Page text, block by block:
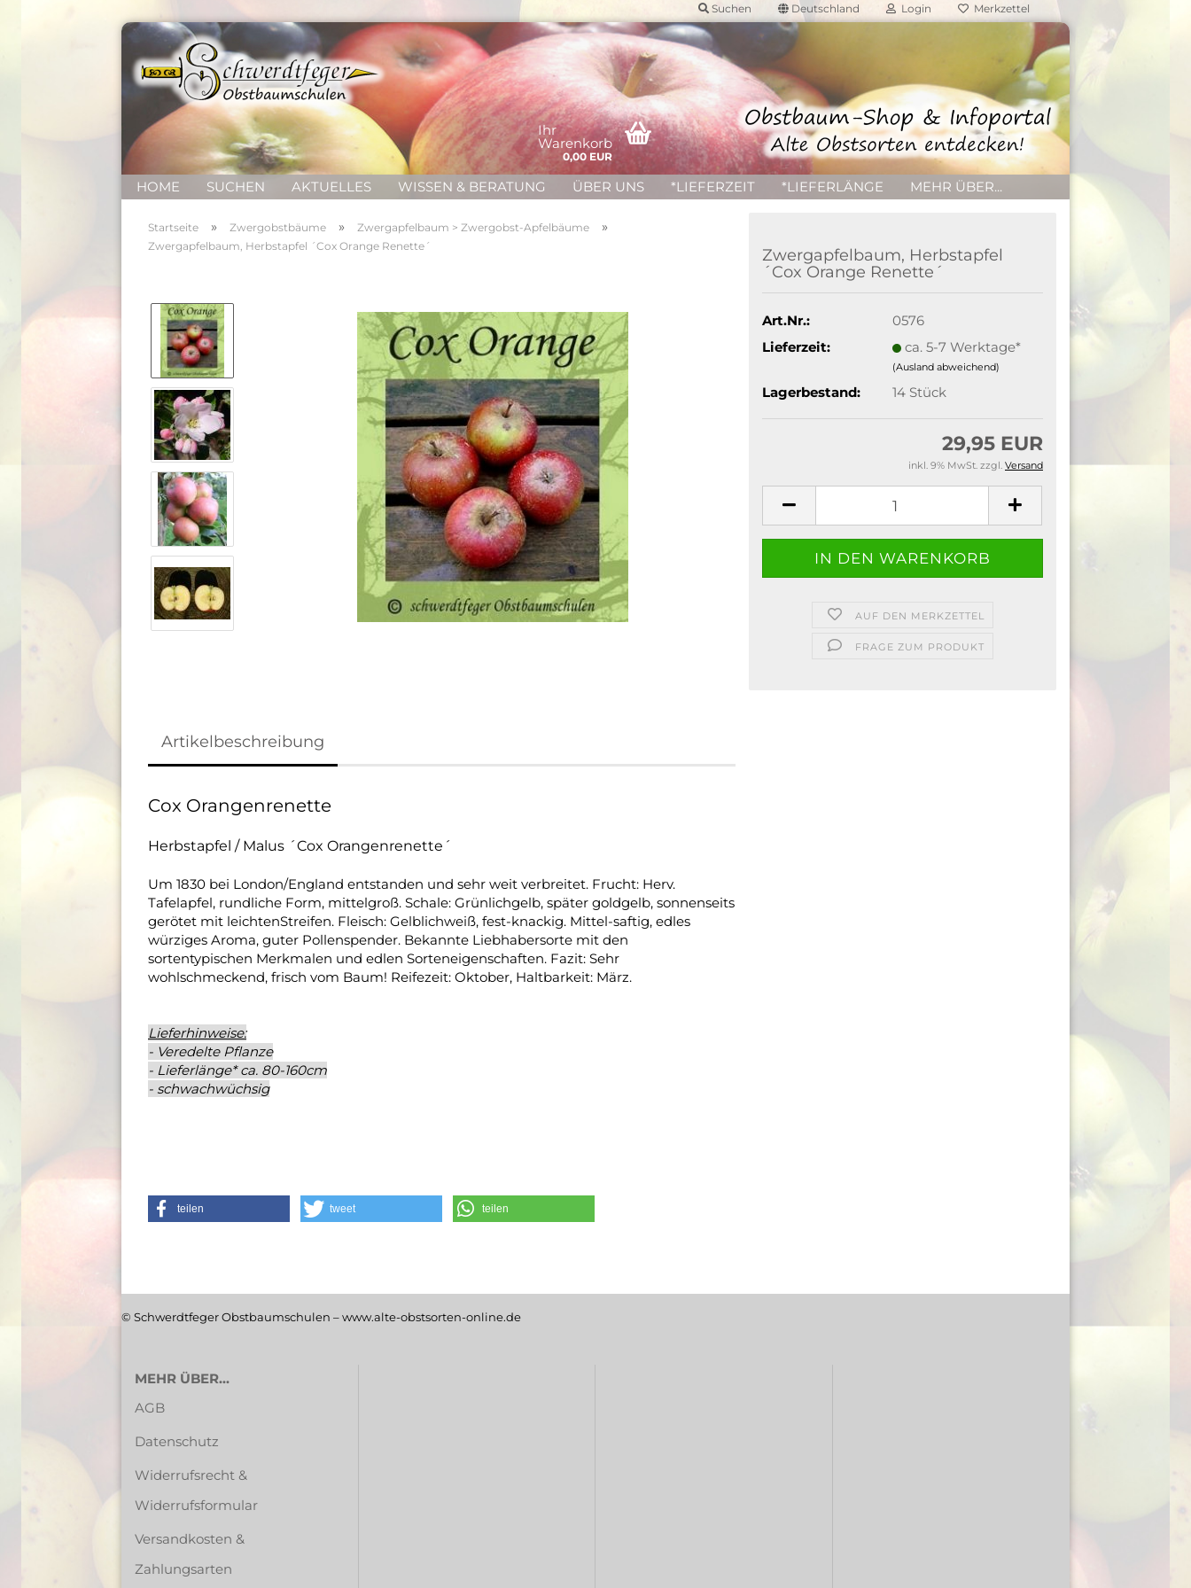
Suchen Deutschland Login Merkzettel
Ihr
Warenkorb
0,00 EUR
HOME SUCHEN AKTUELLES WISSEN & BERATUNG ÜBER UNS *LIEFERZEIT *LIEFERLÄNGE MEHR ÜBER...
Startseite » Zwergobstbäume » Zwergapfelbaum > Zwergobst-Apfelbäume »
Zwergapfelbaum, Herbstapfel ´Cox Orange Renette´
Zwergapfelbaum, Herbstapfel
´Cox Orange Renette´
Art.Nr.:
0576
Lieferzeit:
ca. 5-7 Werktage*
(Ausland abweichend)
Lagerbestand: 14 Stück
29,95 EUR
inkl. 9% MwSt. zzgl. Versand
AUF DEN MERKZETTEL
FRAGE ZUM PRODUKT
Artikelbeschreibung
Cox Orangenrenette
Herbstapfel / Malus ´Cox Orangenrenette´
Um 1830 bei London/England entstanden und sehr weit verbreitet. Frucht: Herv.
Tafelapfel, rundliche Form, mittelgroß. Schale: Grünlichgelb, später goldgelb, sonnenseits
gerötet mit leichtenStreifen. Fleisch: Gelblichweiß, fest-knackig. Mittel-saftig, edles
würziges Aroma, guter Pollenspender. Bekannte Liebhabersorte mit den
sortentypischen Merkmalen und edlen Sorteneigenschaften. Fazit: Sehr
wohlschmeckend, frisch vom Baum! Reifezeit: Oktober, Haltbarkeit: März.
Lieferhinweise:
- Veredelte Pflanze
- Lieferlänge* ca. 80-160cm
- schwachwüchsig
teilen tweet teilen
© Schwerdtfeger Obstbaumschulen – www.alte-obstsorten-online.de
MEHR ÜBER...
AGB
Datenschutz
Widerrufsrecht &
Widerrufsformular
Versandkosten &
Zahlungsarten